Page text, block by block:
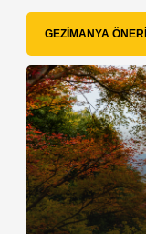
GEZIMANYA